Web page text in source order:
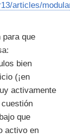
articles/
para que
bien
(¡en
activamente
que
activo en